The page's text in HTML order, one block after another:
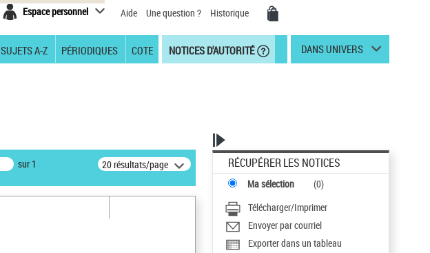
Espace personnel Aide Une question ? Historique
SUJETS A-Z PÉRIODIQUES COTE NOTICES D'AUTORITÉ DANS UNIVERS
sur 1 20 résultats/page RÉCUPÉRER LES NOTICES
Ma sélection (0)
Télécharger/Imprimer
Envoyer par courriel
Exporter dans un tableau